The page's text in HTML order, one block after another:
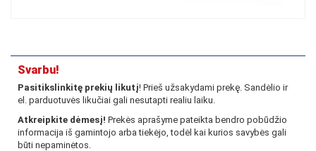
Svarbu!
Pasitikslinkitę prekių likutį! Prieš užsakydami prekę. Sandėlio ir
el. parduotuvės likučiai gali nesutapti realiu laiku.
Atkreipkite dėmesį! Prekės aprašyme pateikta bendro pobūdžio
informacija iš gamintojo arba tiekėjo, todėl kai kurios savybės gali
būti nepaminėtos.